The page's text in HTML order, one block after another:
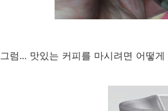
그럼... 맛있는 커피를 마시려면 어떻